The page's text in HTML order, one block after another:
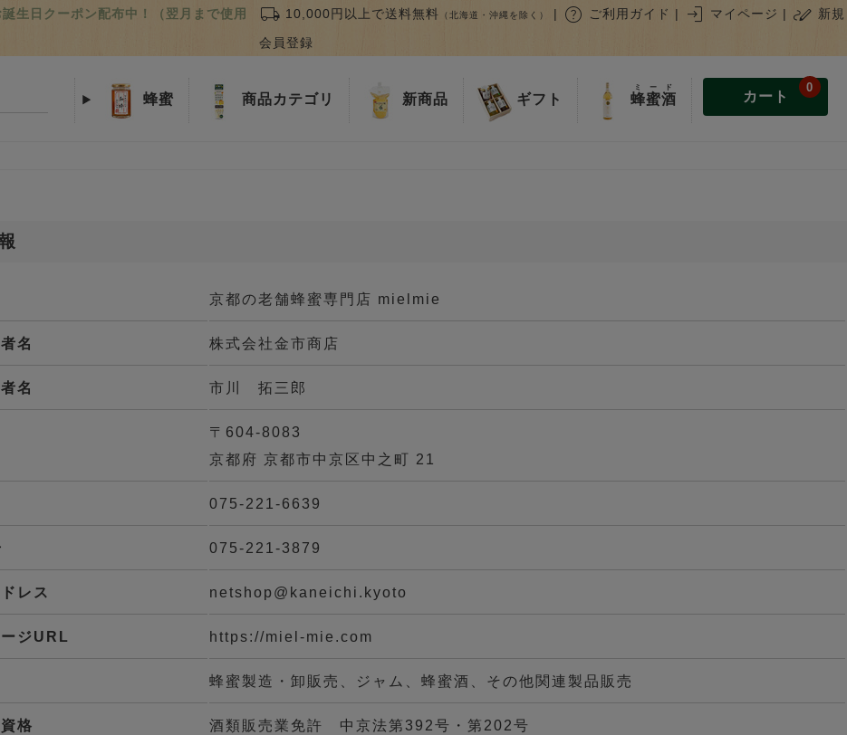
日クーポン配布中！（翌月まで使用
local_shipping 10,000円以上で送料無料 （北海道・沖縄を除く） | help ご利用ガイド | login マイページ | stylus_note 新規
会員登録
蜂蜜 商品カテゴリ 新商品 ギフト 蜂蜜酒
ミード
カート
0
京都の老舗蜂蜜専門店 mielmie
名 株式会社金市商店
名 市川 拓三郎
〒604-8083
京都府 京都市中京区中之町 21
075-221-6639
075-221-3879
レス netshop@kaneichi.kyoto
ジURL https://miel-mie.com
蜂蜜製造・卸販売、ジャム、蜂蜜酒、その他関連製品販売
格 酒類販売業免許 中京法第392号・第202号